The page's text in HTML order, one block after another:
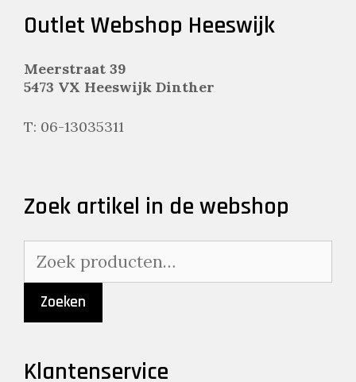
Outlet Webshop Heeswijk
Meerstraat 39
5473 VX Heeswijk Dinther
T: 06-13035311
Zoek artikel in de webshop
naar:
Zoeken
Klantenservice